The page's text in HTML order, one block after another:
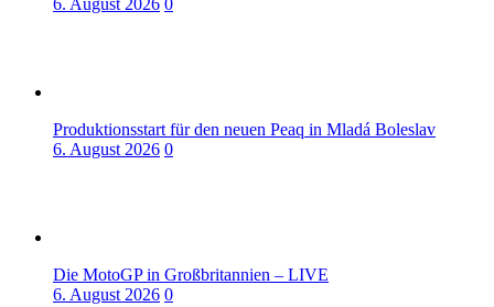
6. August 2026 0
Produktionsstart für den neuen Peaq in Mladá Boleslav
6. August 2026 0
Die MotoGP in Großbritannien – LIVE
6. August 2026 0